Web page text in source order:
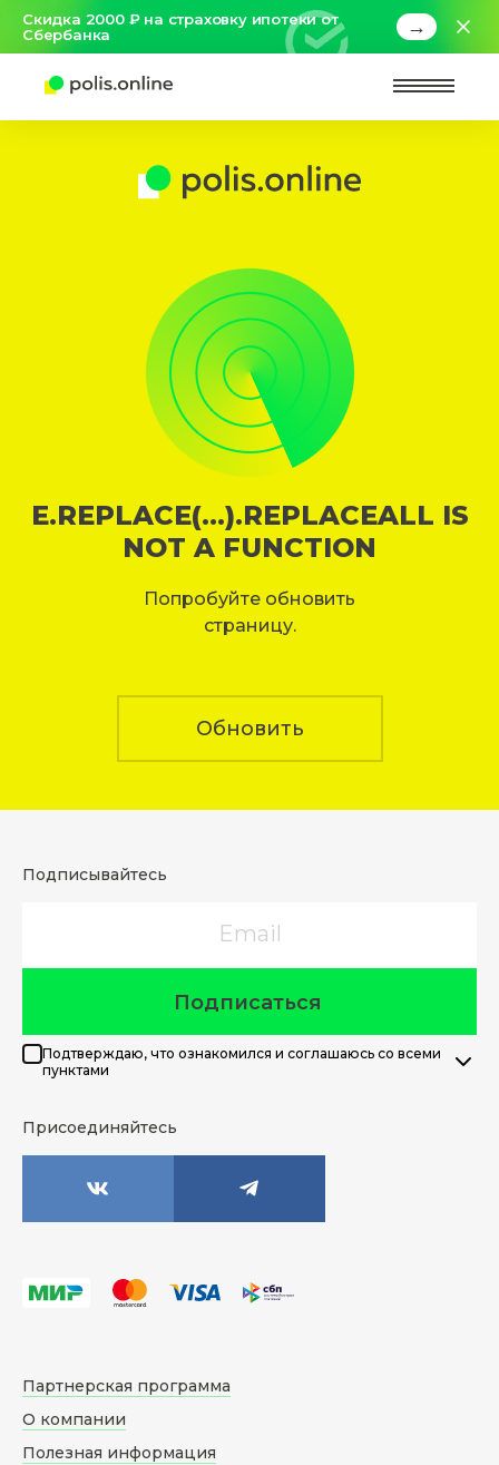
Скидка 2000 ₽ на страховку ипотеки от
Сбербанка
→
E.REPLACE(...).REPLACEALL IS
NOT A FUNCTION
Попробуйте обновить
страницу.
Обновить
Подписывайтесь
Подписаться
Подтверждаю, что ознакомился и соглашаюсь со всеми
пунктами
Присоединяйтесь
Партнерская программа
О компании
Полезная информация